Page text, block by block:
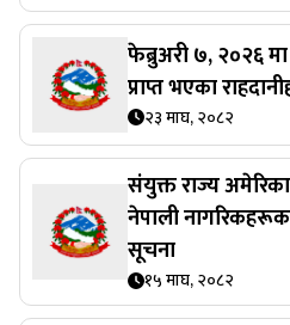
फेब्रुअरी ७, २०२६
प्राप्त भएका
२३ माघ, २०८२
संयुक्त राज्य
नेपाली
सूचना
१५ माघ, २०८२